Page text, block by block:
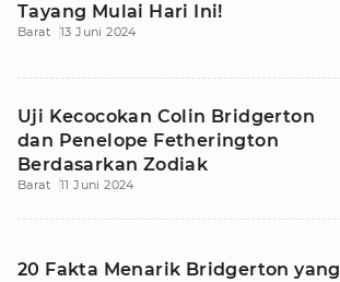
Tayang Mulai Hari Ini!
Barat 13 Juni 2024
Uji Kecocokan Colin Bridgerton
dan Penelope Fetherington
Berdasarkan Zodiak
Barat 11 Juni 2024
20 Fakta Menarik Bridgerton yang